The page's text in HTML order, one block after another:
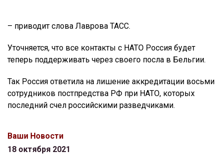
– приводит слова Лаврова ТАСС.
Уточняется, что все контакты с НАТО Россия будет
теперь поддерживать через своего посла в Бельгии.
Так Россия ответила на лишение аккредитации восьми
сотрудников постпредства РФ при НАТО, которых
последний счел российскими разведчиками.
Ваши Новости
18 октября 2021